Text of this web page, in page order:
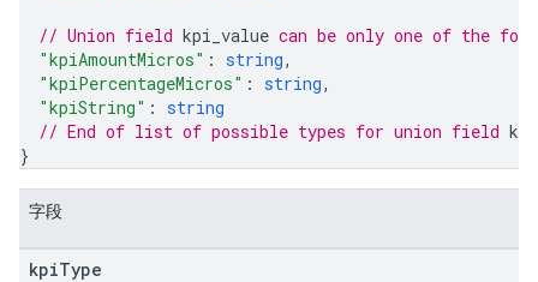
// Union field kpi_value can be only one of the
"kpiAmountMicros" : string,
"kpiPercentageMicros" : string,
"kpiString" : string
// End of list of possible types for union field
}
字段
kpiType